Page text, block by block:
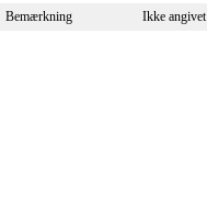
Bemærkning
Ikke angivet